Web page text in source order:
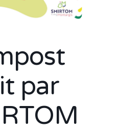
par